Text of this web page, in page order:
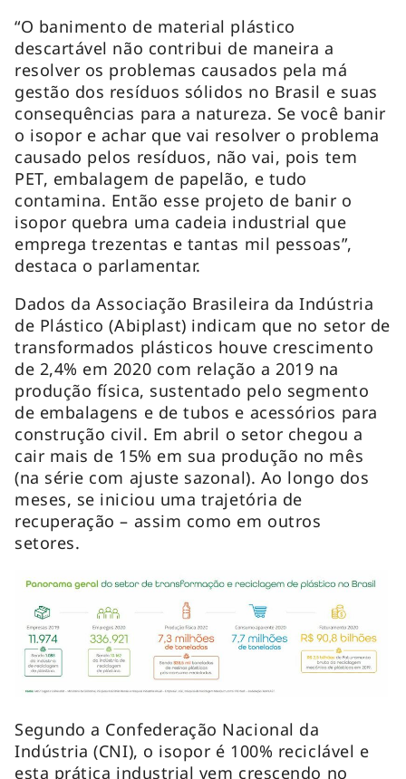
“O banimento de material plástico
descartável não contribui de maneira a
resolver os problemas causados pela má
gestão dos resíduos sólidos no Brasil e suas
consequências para a natureza. Se você banir
o isopor e achar que vai resolver o problema
causado pelos resíduos, não vai, pois tem
PET, embalagem de papelão, e tudo
contamina. Então esse projeto de banir o
isopor quebra uma cadeia industrial que
emprega trezentas e tantas mil pessoas”,
destaca o parlamentar.
Dados da Associação Brasileira da Indústria
de Plástico (Abiplast) indicam que no setor de
transformados plásticos houve crescimento
de 2,4% em 2020 com relação a 2019 na
produção física, sustentado pelo segmento
de embalagens e de tubos e acessórios para
construção civil. Em abril o setor chegou a
cair mais de 15% em sua produção no mês
(na série com ajuste sazonal). Ao longo dos
meses, se iniciou uma trajetória de
recuperação – assim como em outros
setores.
Segundo a Confederação Nacional da
Indústria (CNI), o isopor é 100% reciclável e
esta prática industrial vem crescendo no